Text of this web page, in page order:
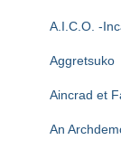
A.I.C.O. -
Aggretsuko
Aincrad et
An